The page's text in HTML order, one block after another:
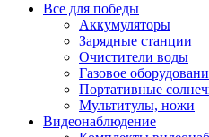
Все для победы
Аккумуляторы
Зарядные станции
Очистители воды
Газовое
Портативные
Мультитулы, ножи
Видеонаблюдение